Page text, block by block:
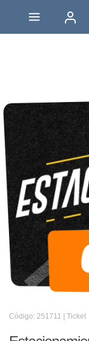
Código: 251711 | Ticket